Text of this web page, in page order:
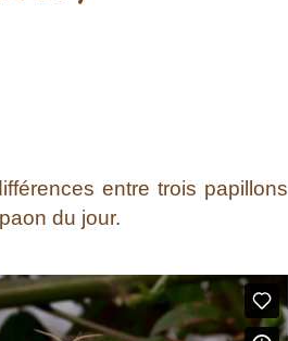
entre trois papillons
du jour.